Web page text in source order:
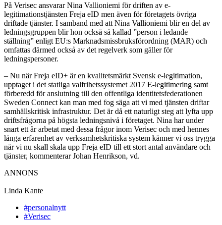
På Verisec ansvarar Nina Vallioniemi för driften av e-
legitimationstjänsten Freja eID men även för företagets övriga
driftade tjänster. I samband med att Nina Vallioniemi blir en del av
ledningsgruppen blir hon också så kallad ”person i ledande
ställning” enligt EU:s Marknadsmissbruksförordning (MAR) och
omfattas därmed också av det regelverk som gäller för
ledningspersoner.
– Nu när Freja eID+ är en kvalitetsmärkt Svensk e-legitimation,
upptaget i det statliga valfrihetssystemet 2017 E-legitimering samt
förberedd för anslutning till den offentliga identitetsfederationen
Sweden Connect kan man med fog säga att vi med tjänsten driftar
samhällskritisk infrastruktur. Det är då ett naturligt steg att lyfta upp
driftsfrågorna på högsta ledningsnivå i företaget. Nina har under
snart ett år arbetat med dessa frågor inom Verisec och med hennes
långa erfarenhet av verksamhetskritiska system känner vi oss trygga
när vi nu skall skala upp Freja eID till ett stort antal användare och
tjänster, kommenterar Johan Henrikson, vd.
ANNONS
Linda Kante
#personalnytt
#Verisec